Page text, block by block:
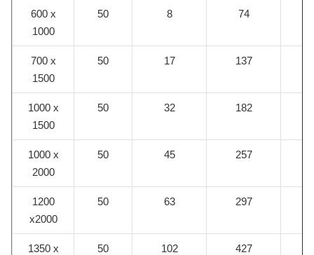
600 x
1000
50 8 74
700 x
1500
50 17 137
1000 x
1500
50 32 182
1000 x
2000
50 45 257
1200
x2000
50 63 297
1350 x
50 102 427